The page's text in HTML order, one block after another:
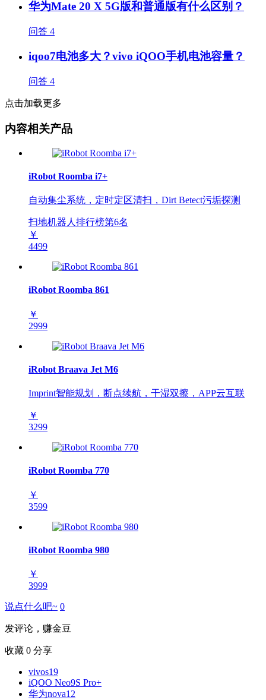
华为Mate 20 X 5G版和普通版有什么区别？
问答 4
iqoo7电池多大？vivo iQOO手机电池容量？
问答 4
点击加载更多
内容相关产品
iRobot Roomba i7+
自动集尘系统，定时定区清扫，Dirt Betect污垢探测
扫地机器人排行榜第6名
￥
4499
iRobot Roomba 861
￥
2999
iRobot Braava Jet M6
Imprint智能规划，断点续航，干湿双擦，APP云互联
￥
3299
iRobot Roomba 770
￥
3599
iRobot Roomba 980
￥
3999
说点什么吧~ 0
发评论，赚金豆
收藏 0 分享
vivos19
iQOO Neo9S Pro+
华为nova12